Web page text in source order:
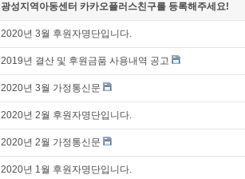
광성지역아동센터 카카오플러스친구를 등록해주세요!
2020년 3월 후원자명단입니다.
2019년 결산 및 후원금품 사용내역 공고
2020년 3월 가정통신문
2020년 2월 후원자명단입니다.
2020년 2월 가정통신문
2020년 1월 후원자명단입니다.